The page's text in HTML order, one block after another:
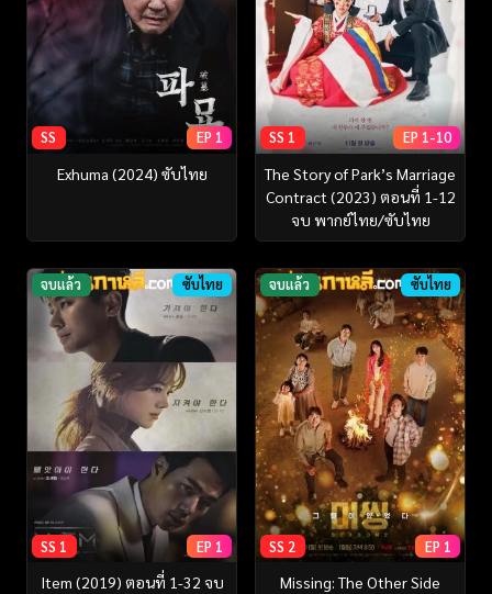
SS EP 1
Exhuma (2024) ซับไทย
SS 1 EP 1-10
The Story of Park’s Marriage
Contract (2023) ตอนที่ 1-12
จบ พากย์ไทย/ซับไทย
จบแล้ว ซับไทย
SS 1 EP 1
Item (2019) ตอนที่ 1-32 จบ
จบแล้ว ซับไทย
SS 2 EP 1
Missing: The Other Side